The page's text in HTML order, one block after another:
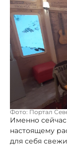
Фото: Портал
Именно
настоящему
для себя